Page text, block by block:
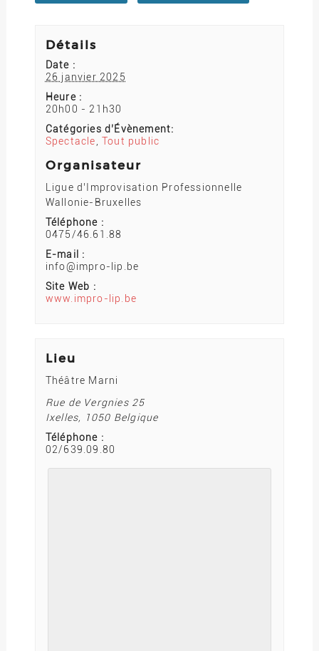
Détails
Date :
26 janvier 2025
Heure :
20h00 - 21h30
Catégories d’Évènement:
Spectacle
,Tout public
Organisateur
Ligue d’Improvisation Professionnelle
Wallonie-Bruxelles
Téléphone :
0475/46.61.88
E-mail :
info@impro-lip.be
Site Web :
www.impro-lip.be
Lieu
Théâtre Marni
Rue de Vergnies 25
Ixelles, 1050 Belgique
Téléphone :
02/639.09.80